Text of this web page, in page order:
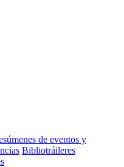
de eventos y
Bibliotráileres